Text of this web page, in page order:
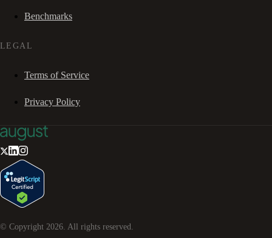
Benchmarks
LEGAL
Terms of Service
Privacy Policy
© Copyright 2026 . All rights reserved.